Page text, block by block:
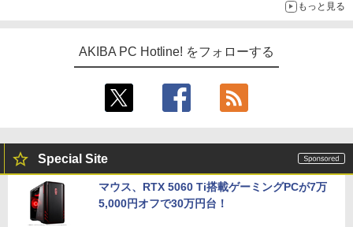
もっと見る
AKIBA PC Hotline! をフォローする
Special Site
マウス、RTX 5060 Ti搭載ゲーミングPCが7万
5,000円オフで30万円台！